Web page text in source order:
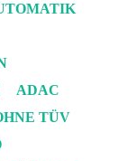
ADAC
TÜV